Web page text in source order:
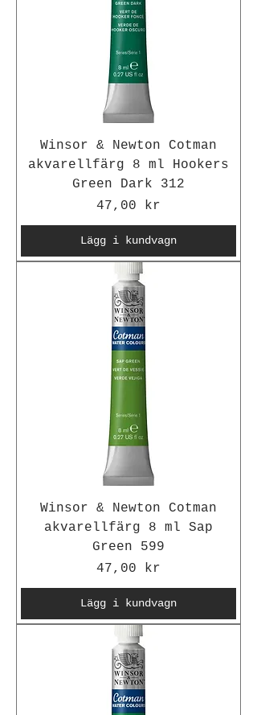
Winsor & Newton Cotman
akvarellfärg 8 ml Hookers
Green Dark 312
Pris
47,00 kr
Lägg i kundvagn
Winsor & Newton Cotman
akvarellfärg 8 ml Sap
Green 599
Pris
47,00 kr
Lägg i kundvagn